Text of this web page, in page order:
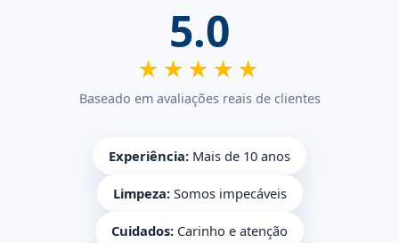
5.0
★★★★★
Baseado em avaliações reais de clientes
Experiência: Mais de 10 anos
Limpeza:Somos impecáveis
Cuidados: Carinho e atenção